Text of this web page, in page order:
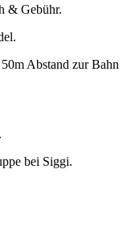
& Gebühr.
Abstand zur Bahn
bei Siggi.